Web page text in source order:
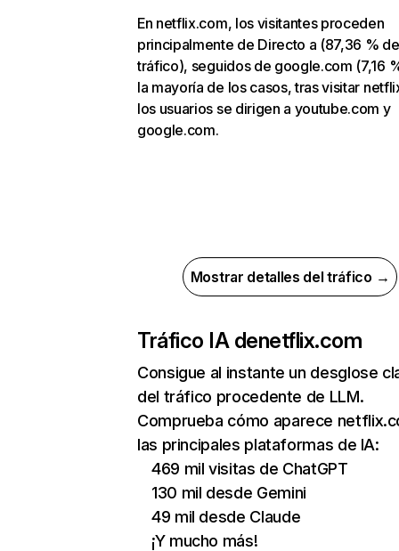
En netflix.com, los visitantes proceden
principalmente de Directo a (87,36 % de
tráfico), seguidos de google.com (7,16
la mayoría de los casos, tras visitar
los usuarios se dirigen a youtube.com y
google.com.
Mostrar detalles del tráfico →
Tráfico IA denetflix.com
Consigue al instante un desglose
del tráfico procedente de LLM.
Comprueba cómo aparece
las principales plataformas de IA:
469 mil visitas de ChatGPT
130 mil desde Gemini
49 mil desde Claude
¡Y mucho más!